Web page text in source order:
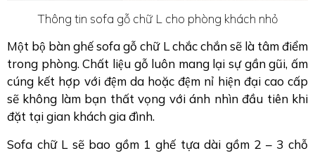
Thông tin sofa gỗ chữ L cho phòng khách nhỏ
Một bộ bàn ghế sofa gỗ chữ L chắc chắn sẽ là tâm điểm
trong phòng. Chất liệu gỗ luôn mang lại sự gần gũi, ấm
cúng kết hợp với đệm da hoặc đệm nỉ hiện đại cao cấp
sẽ không làm bạn thất vọng với ánh nhìn đầu tiên khi
đặt tại gian khách gia đình.
Sofa chữ L sẽ bao gồm 1 ghế tựa dài gồm 2 – 3 chỗ